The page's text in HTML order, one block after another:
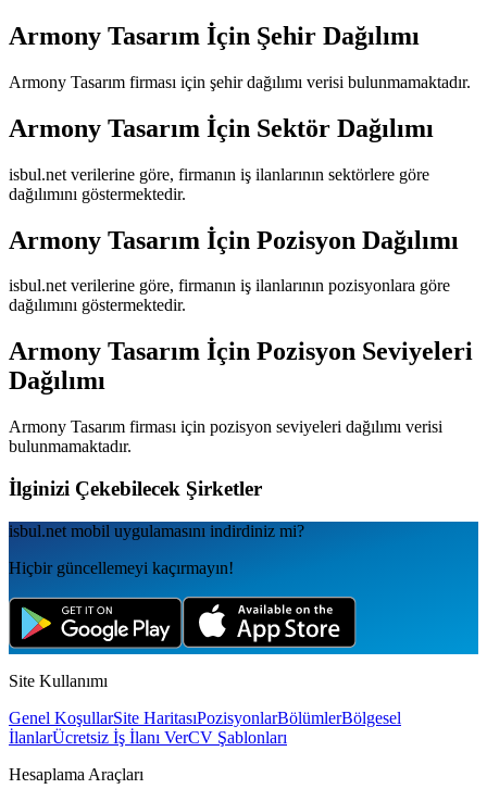
Armony Tasarım İçin Şehir Dağılımı
Armony Tasarım firması için şehir dağılımı verisi bulunmamaktadır.
Armony Tasarım İçin Sektör Dağılımı
isbul.net verilerine göre, firmanın iş ilanlarının sektörlere göre
dağılımını göstermektedir.
Armony Tasarım İçin Pozisyon Dağılımı
isbul.net verilerine göre, firmanın iş ilanlarının pozisyonlara göre
dağılımını göstermektedir.
Armony Tasarım İçin Pozisyon Seviyeleri
Dağılımı
Armony Tasarım firması için pozisyon seviyeleri dağılımı verisi
bulunmamaktadır.
İlginizi Çekebilecek Şirketler
isbul.net mobil uygulamаsını indirdiniz mi?
Hiçbir güncellemeyi kaçırmayın!
Site Kullanımı
Genel KoşullarSite HaritasıPozisyonlarBölümlerBölgesel
İlanlarÜcretsiz İş İlanı VerCV Şablonları
Hesaplama Araçları